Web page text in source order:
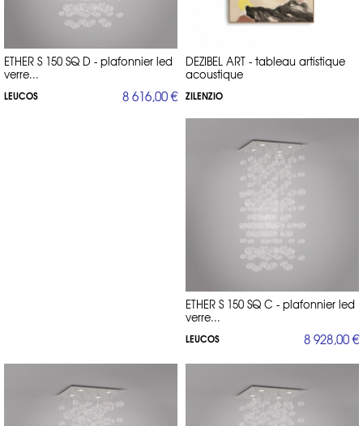
ETHER S 150 SQ D - plafonnier led
verre...
LEUCOS 8 616,00 €
DEZIBEL ART - tableau artistique
acoustique
ZILENZIO
ETHER S 150 SQ C - plafonnier led
verre...
LEUCOS 8 928,00 €